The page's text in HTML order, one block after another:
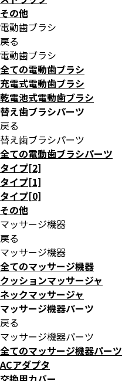
その他
電動歯ブラシ
戻る
電動歯ブラシ
全ての電動歯ブラシ
充電式電動歯ブラシ
乾電池式電動歯ブラシ
替え歯ブラシパーツ
戻る
替え歯ブラシパーツ
全ての電動歯ブラシパーツ
タイプ[2]
タイプ[1]
タイプ[0]
その他
マッサージ機器
戻る
マッサージ機器
全てのマッサージ機器
クッションマッサージャ
ネックマッサージャ
マッサージ機器パーツ
戻る
マッサージ機器パーツ
全てのマッサージ機器パーツ
ACアダプタ